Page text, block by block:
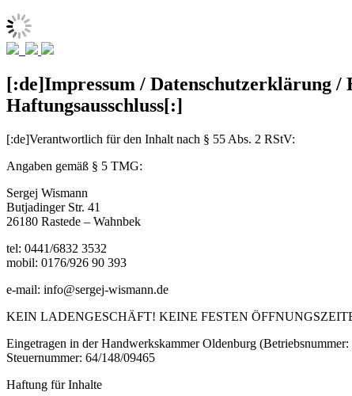
[:de]Impressum / Datenschutzerklärung /
Haftungsausschluss[:]
[:de]Verantwortlich für den Inhalt nach § 55 Abs. 2 RStV:
Angaben gemäß § 5 TMG:
Sergej Wismann
Butjadinger Str. 41
26180 Rastede – Wahnbek
tel: 0441/6832 3532
mobil: 0176/926 90 393
e-mail: info@sergej-wismann.de
KEIN LADENGESCHÄFT! KEINE FESTEN
Eingetragen in der Handwerkskammer Oldenburg
Steuernummer: 64/148/09465
Haftung für Inhalte